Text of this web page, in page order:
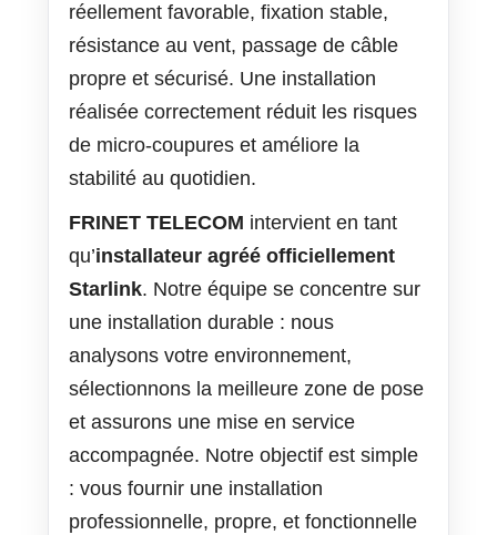
réellement favorable, fixation stable,
résistance au vent, passage de câble
propre et sécurisé. Une installation
réalisée correctement réduit les risques
de micro-coupures et améliore la
stabilité au quotidien.
FRINET TELECOM intervient en tant
qu’installateur agréé officiellement
Starlink. Notre équipe se concentre sur
une installation durable : nous
analysons votre environnement,
sélectionnons la meilleure zone de pose
et assurons une mise en service
accompagnée. Notre objectif est simple
: vous fournir une installation
professionnelle, propre, et fonctionnelle